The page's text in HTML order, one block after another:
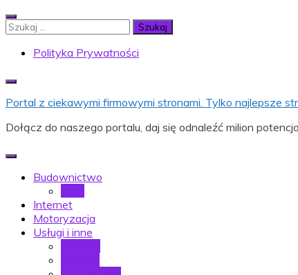
Skip
to
Szukaj:
Polityka Prywatności
Portal z ciekawymi firmowymi stronami. Tylko najlepsze
Dołącz do naszego portalu, daj się odnaleźć milion
Budownictwo
Internet
Motoryzacja
Usługi i inne